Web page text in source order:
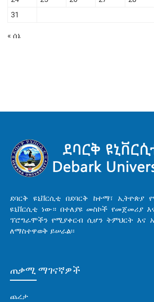
31
« ሰኔ
ደባርቅ ዩኒቨርሲቲ በደባርቅ ከተማ፣ ኢትዮጵያ
ዩኒቨርሲቲ ነው። በተለያዩ መስኮች የመጀመሪያ
ፕሮግራሞችን የሚያቀርብ ሲሆን ትምህርት እና
ለማስተዋወቅ ይሠራል፡፡
ጠቃሚ ማገናኛዎች
ጨረታ